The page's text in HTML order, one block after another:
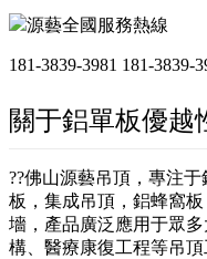
源藝全國服務熱線
181-3839-3981 181-3839-
關于鋁單板優越
??佛山源藝吊頂，專注
板，集成吊頂，鋁蜂窩
墻，產品廣泛應用于眾
構、醫療康復工程等吊頂